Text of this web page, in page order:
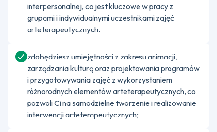
interpersonalnej, co jest kluczowe w pracy z
grupami i indywidualnymi uczestnikami zajęć
arteterapeutycznych.
zdobędziesz umiejętności z zakresu animacji,
zarządzania kulturą oraz projektowania programów
i przygotowywania zajęć z wykorzystaniem
różnorodnych elementów arteterapeutycznych, co
pozwoli Ci na samodzielne tworzenie i realizowanie
interwencji arteterapeutycznych;